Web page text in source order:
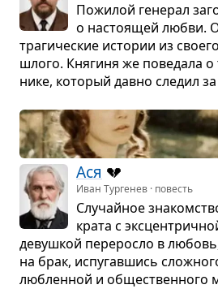
Пожи­лой гене­рал
о насто­я­щей любви.
тра­ги­че­ские исто­рии из
шлого. Кня­гиня же пове­дала
нике, кото­рый давно сле­дил
Ася 💔
Иван Тургенев · повесть
Слу­чайное
крата с
девуш­кой пере­росло в
на брак, испу­гав­шись
люб­лен­ной и обще­ствен­ного